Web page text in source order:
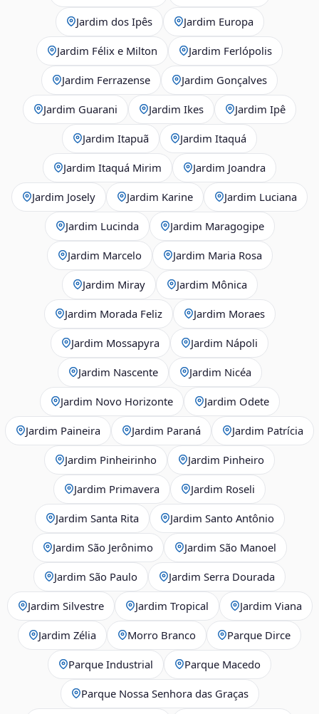
Jardim dos Ipês Jardim Europa
Jardim Félix e Milton Jardim Ferlópolis
Jardim Ferrazense Jardim Gonçalves
Jardim Guarani Jardim Ikes Jardim Ipê
Jardim Itapuã Jardim Itaquá
Jardim Itaquá Mirim Jardim Joandra
Jardim Josely Jardim Karine Jardim Luciana
Jardim Lucinda Jardim Maragogipe
Jardim Marcelo Jardim Maria Rosa
Jardim Miray Jardim Mônica
Jardim Morada Feliz Jardim Moraes
Jardim Mossapyra Jardim Nápoli
Jardim Nascente Jardim Nicéa
Jardim Novo Horizonte Jardim Odete
Jardim Paineira Jardim Paraná Jardim Patrícia
Jardim Pinheirinho Jardim Pinheiro
Jardim Primavera Jardim Roseli
Jardim Santa Rita Jardim Santo Antônio
Jardim São Jerônimo Jardim São Manoel
Jardim São Paulo Jardim Serra Dourada
Jardim Silvestre Jardim Tropical Jardim Viana
Jardim Zélia Morro Branco Parque Dirce
Parque Industrial Parque Macedo
Parque Nossa Senhora das Graças